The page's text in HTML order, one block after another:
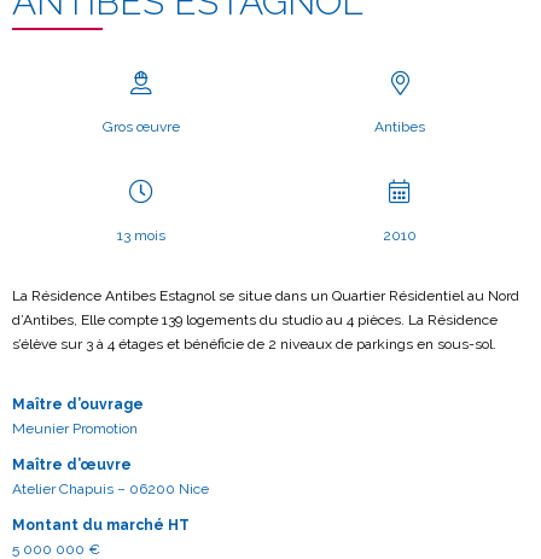
Gros œuvre
13 mois 2010
Antibes
La Résidence Antibes Estagnol se situe dans un Quartier Résidentiel au Nord
d’Antibes, Elle compte 139 logements du studio au 4 pièces. La Résidence
s’élève sur 3 à 4 étages et bénéficie de 2 niveaux de parkings en sous-sol.
Maître d’ouvrage
Meunier Promotion
Maître d’œuvre
Atelier Chapuis – 06200 Nice
Montant du marché HT
5 000 000 €